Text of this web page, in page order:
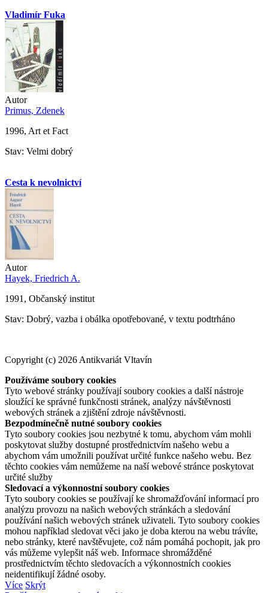
Vladimír Fuka
Autor
Primus, Zdenek
1996, Art et Fact
Stav: Velmi dobrý
Cesta k nevolnictví
Autor
Hayek, Friedrich A.
1991, Občanský institut
Stav: Dobrý, vazba i obálka opotřebované, v textu podtrháno
Copyright (c) 2026 Antikvariát Vltavín
Používáme soubory cookies
Tyto webové stránky používají soubory cookies a další nástroje
sloužící ke správné funkčnosti stránek, analýzy návštěvnosti
webových stránek a zjištění zdroje návštěvnosti.
Bezpodmínečně nutné soubory cookies
Tyto soubory cookies jsou nezbytné k tomu, abychom vám mohli
poskytovat služby dostupné prostřednictvím našeho webu a
abychom vám umožnili používat určité funkce našeho webu. Bez
těchto cookies vám nemůžeme na naší webové stránce poskytovat
určité služby
Sledovací a výkonnostní soubory cookies
Tyto soubory cookies se používají ke shromažďování informací pro
analýzu provozu na našich webových stránkách a sledování
používání našich webových stránek uživateli. Tyto soubory cookies
mohou například sledovat věci jako je doba kterou na webu trávíte,
nebo stránky, které navštěvujete, což nám pomáhá pochopit, jak pro
vás můžeme vylepšit náš web. Informace shromážděné
prostřednictvím těchto sledovacích a výkonnostních cookies
neidentifikují žádné osoby.
Více Skrýt